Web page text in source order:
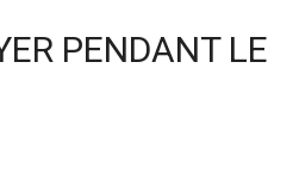
PENDANT LE